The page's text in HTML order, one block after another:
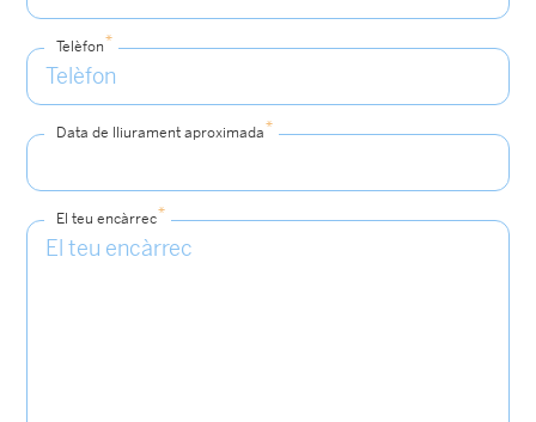
Telèfon*
Data de lliurament aproximada*
El teu encàrrec*